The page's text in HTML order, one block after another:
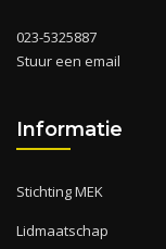
023-5325887
Stuur een email
Informatie
Stichting MEK
Lidmaatschap